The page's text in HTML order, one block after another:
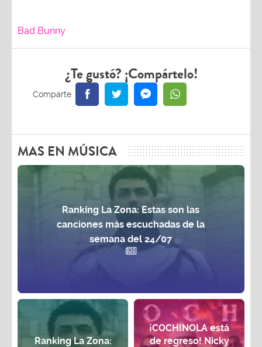
Bad Bunny
¿Te gustó? ¡Compártelo!
MAS EN MÚSICA
Ranking La Zona: Estas son las
canciones más escuchadas de la
semana del 24/07
Ranking La Zona:
¡COCHINOLA está
de regreso! Nicky